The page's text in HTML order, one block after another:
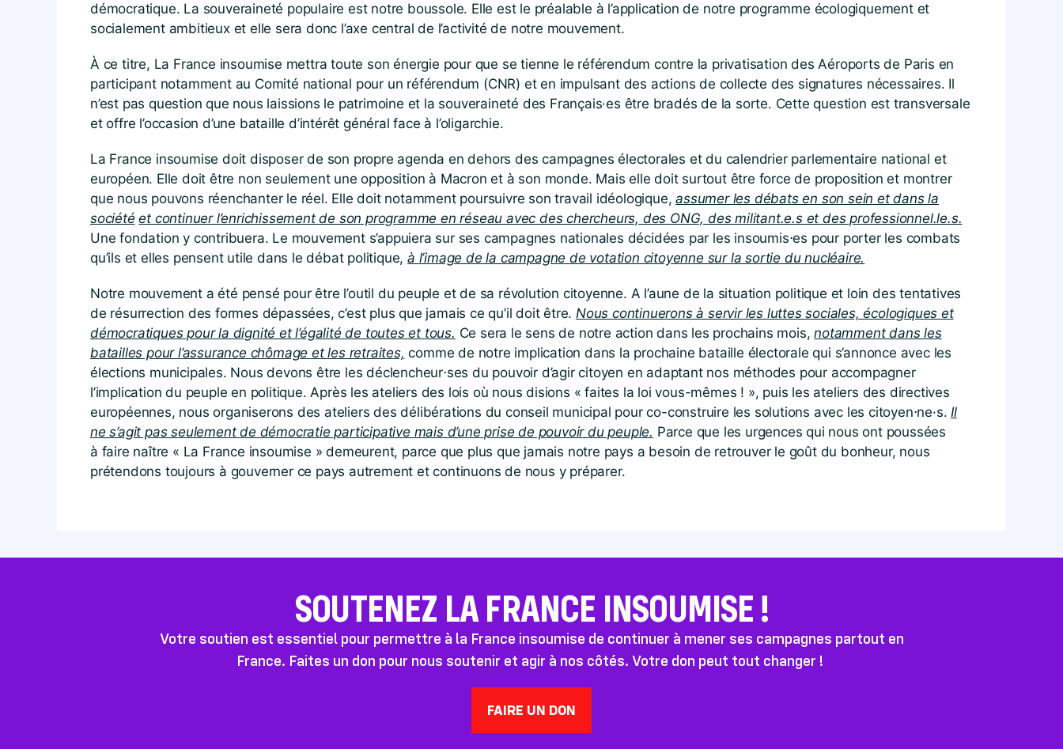
démocratique. La souveraineté populaire est notre boussole. Elle est le préalable à l’application de notre programme écologiquement et
socialement ambitieux et elle sera donc l’axe central de l’activité de notre mouvement.
À ce titre, La France insoumise mettra toute son énergie pour que se tienne le référendum contre la privatisation des Aéroports de Paris en
participant notamment au Comité national pour un référendum (CNR) et en impulsant des actions de collecte des signatures nécessaires. Il
n’est pas question que nous laissions le patrimoine et la souveraineté des Français·es être bradés de la sorte. Cette question est transversale
et offre l’occasion d’une bataille d’intérêt général face à l’oligarchie.
La France insoumise doit disposer de son propre agenda en dehors des campagnes électorales et du calendrier parlementaire national et
européen. Elle doit être non seulement une opposition à Macron et à son monde. Mais elle doit surtout être force de proposition et montrer
que nous pouvons réenchanter le réel. Elle doit notamment poursuivre son travail idéologique,assumer les débats en son sein et dans la
société et continuer l’enrichissement de son programme en réseau avec des chercheurs, des ONG, des militant.e.s et des professionnel.le.s.
Une fondation y contribuera. Le mouvement s’appuiera sur ses campagnes nationales décidées par les insoumis⋅es pour porter les combats
qu’ils et elles pensent utile dans le débat politique, à l’image de la campagne de votation citoyenne sur la sortie du nucléaire.
Notre mouvement a été pensé pour être l’outil du peuple et de sa révolution citoyenne. A l’aune de la situation politique et loin des tentatives
de résurrection des formes dépassées, c’est plus que jamais ce qu’il doit être. Nous continuerons à servir les luttes sociales, écologiques et
démocratiques pour la dignité et l’égalitéde toutes et tous. Ce sera le sens de notre action dans les prochains mois,notamment dans les
batailles pour l’assurance chômage et les retraites, comme de notre implication dans la prochaine bataille électorale qui s’annonce avec les
élections municipales. Nous devons être les déclencheur⋅ses du pouvoir d’agir citoyen en adaptant nos méthodes pour accompagner
l’implication du peuple en politique. Après les ateliers des lois où nous disions « faites la loi vous-mêmes ! », puis les ateliers des directives
européennes, nous organiserons des ateliers des délibérations du conseil municipal pour co-construire les solutions avec les citoyen⋅ne·s.Il
ne s’agit pas seulement de démocratie participative mais d’une prise de pouvoir du peuple. Parce que les urgences qui nous ont poussées
à faire naître « La France insoumise » demeurent, parce que plus que jamais notre pays a besoin de retrouver le goût du bonheur, nous
prétendons toujours à gouverner ce pays autrement et continuons de nous y préparer.
SOUTENEZ LA FRANCE INSOUMISE !
Votre soutien est essentiel pour permettre à la France insoumise de continuer à mener ses campagnes partout en
France. Faites un don pour nous soutenir et agir à nos côtés. Votre don peut tout changer !
FAIRE UN DON